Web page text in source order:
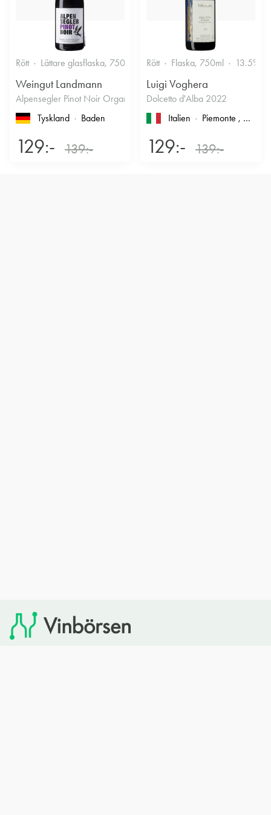
Rött Lättare glasflaska, 750ml 13% Kryddigt & Mustigt
Weingut Landmann
Alpensegler Pinot Noir Organic 2022
Tyskland
Baden
129:- 139:-
Rött Flaska, 750ml 13.5%
Luigi Voghera
Dolcetto d'Alba 2022
Italien
Piemonte , Dolcetto d'Alba
129:- 139:-